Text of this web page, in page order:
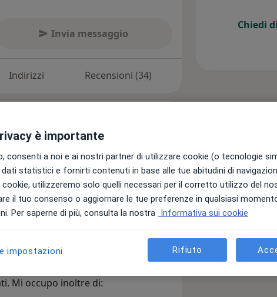
Invia messaggio
Indirizzi Recensioni (34)
in Medicina Fisica e
con Lode presso l'Università
patologie dell’apparato muscolo-
articolari, muscolo-tendinei e
Nel mio percorso ho maturato
lavorando in stretta
sanitari, convinto che il
al paziente un recupero completo
funzionale approfondita ed
Mi occupo inoltre di:
Chiedi
è importante
consenti a noi e ai nostri partner di utilizzare cookie (o tecnologie
statistici e fornirti contenuti in base alle tue abitudini di
utilizzeremo solo quelli necessari per il corretto utilizzo del
il tuo consenso o aggiornare le tue preferenze in qualsiasi
Per saperne di più, consulta la nostra Informativa sui cookie
impostazioni Rifiuto